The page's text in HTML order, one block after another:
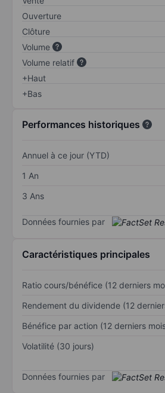
Ouverture
Clôture
Volume
Volume relatif
+Haut
+Bas
Performances historiques
Annuel à ce jour (YTD)
1 An
3 Ans
Données fournies par
Caractéristiques principales
Ratio cours/bénéfice (12 derniers
Rendement du dividende (12
Bénéfice par action (12 derniers
Volatilité (30 jours)
Données fournies par